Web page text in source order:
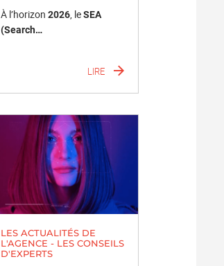
À l’horizon 2026, leSEA
(Search…
LIRE
LES ACTUALITÉS DE
L'AGENCE - LES CONSEILS
D'EXPERTS